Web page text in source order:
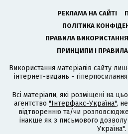
РЕКЛАМА НА САЙТІ
ПОЛІТИКА
ПРАВИЛА ВИКОРИСТАННЯ
ПРИНЦИПИ І
Використання матеріалів сайту
інтернет-видань -
Всі матеріали, які розміщені на
агентство "Інтерфакс-Україна",
відтворенню та/чи
інакше як з письмового
Україна".